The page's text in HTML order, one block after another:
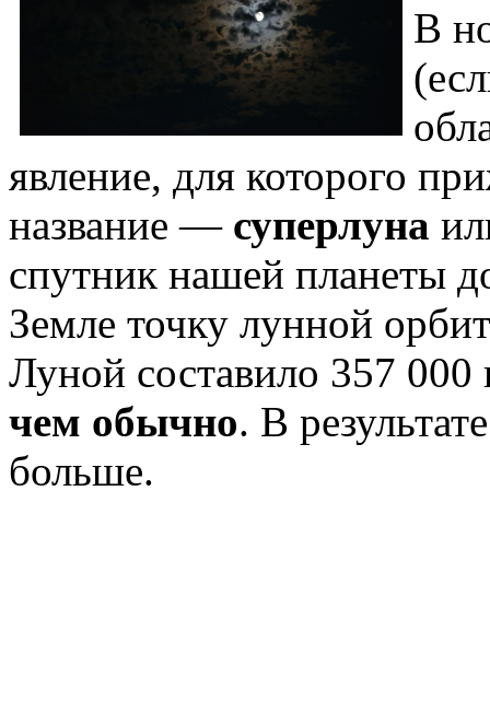
В
явление, для которого
название — суперлуна
спутник нашей планеты
Земле точку лунной
Луной составило 357
чем обычно. В
больше.